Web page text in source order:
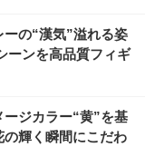
ーの“漢気”溢れる姿
ーンを高品質フィギ
ージカラー“黄”を基
輝く瞬間にこだわ